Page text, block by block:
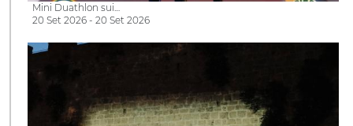
Mini Duathlon sui…
20 Set 2026 - 20 Set 2026